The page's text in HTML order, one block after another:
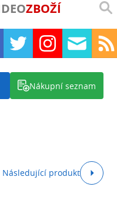
ZBOŽÍ
Nákupní seznam
Následující produkt